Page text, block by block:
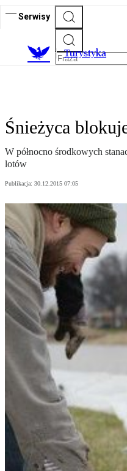
Serwisy
Turystyka
Śnieżyca
W północno środkowych
lotów
Publikacja: 30.12.2015 07:05